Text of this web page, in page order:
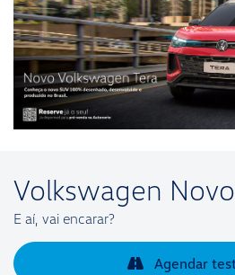
Volkswagen
E aí, vai encarar?
Agendar